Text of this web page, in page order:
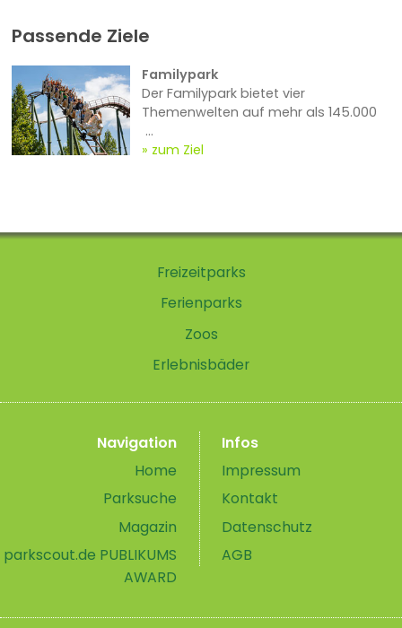
Passende Ziele
Familypark
Der Familypark bietet vier
Themenwelten auf mehr als 145.000
...
zum Ziel
Freizeitparks
Ferienparks
Zoos
Erlebnisbäder
Navigation
Home
Parksuche
Magazin
parkscout.de PUBLIKUMS
AWARD
Infos
Impressum
Kontakt
Datenschutz
AGB